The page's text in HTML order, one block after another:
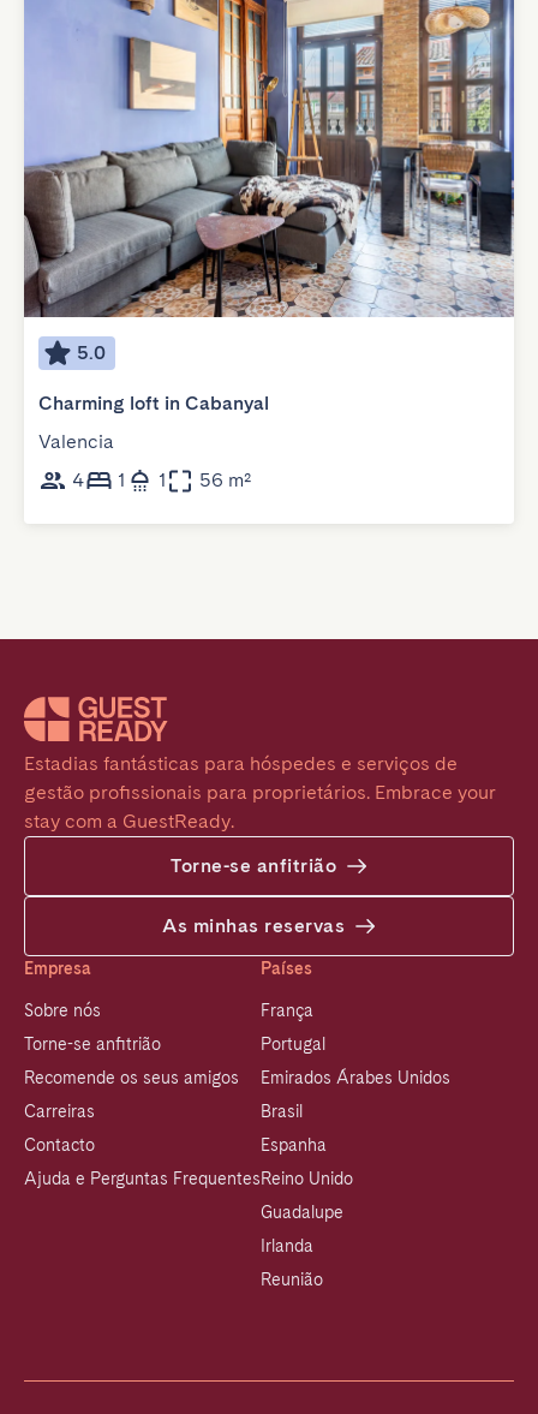
5.0
Charming loft in Cabanyal
Valencia
4
1 1 56 m²
Estadias fantásticas para hóspedes e serviços de
gestão profissionais para proprietários. Embrace your
stay com a GuestReady.
Torne-se anfitrião
As minhas reservas
Empresa
Sobre nós
Torne-se anfitrião
Recomende os seus amigos
Carreiras
Contacto
Ajuda e Perguntas Frequentes
Países
França
Portugal
Emirados Árabes Unidos
Brasil
Espanha
Reino Unido
Guadalupe
Irlanda
Reunião